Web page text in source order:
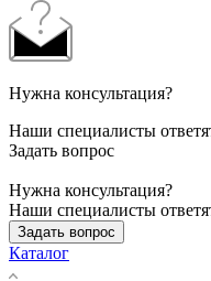
Нужна консультация?
Наши специалисты
Задать вопрос
Нужна консультация?
Наши специалисты
Задать вопрос
Каталог